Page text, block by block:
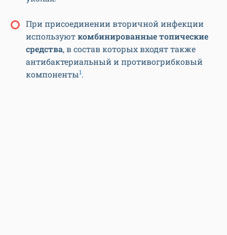
При присоединении вторичной инфекции
используюткомбинированные топические
средства, в состав которых входят также
антибактериальный и противогрибковый
компоненты1.